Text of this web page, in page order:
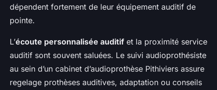
dépendent fortement de leur équipement auditif de
pointe.
L’écoute personnalisée auditif et la proximité service
auditif sont souvent saluées. Le suivi audioprothésiste
au sein d’un cabinet d’audioprothèse Pithiviers assure
regelage prothèses auditives, adaptation ou conseils